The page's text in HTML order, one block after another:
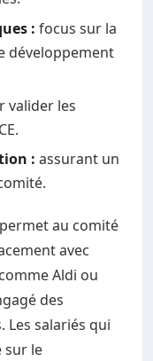
: focus sur la
développement
valider les
: assurant un
au comité
avec
Aldi ou
des
salariés qui
sur le